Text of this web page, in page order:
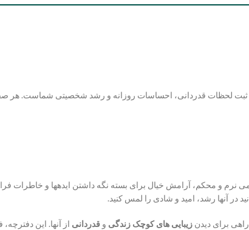
لحظات قدردانی، احساسات روزانه و رشد شخصیتی شماست. هر
و محکم، آرامش خیال برای بسته نگه داشتن ایدهها و خاطرات
در آنها رشد، امید و شادی را لمس کنید.
برای دیدن زیبایی های کوچک زندگی و قدردانی از آنها. این